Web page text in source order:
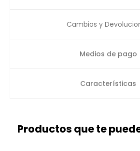
Cambios y
Medios de pago
Características
Productos que te